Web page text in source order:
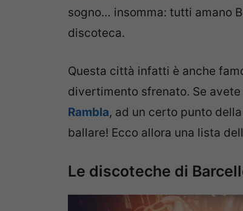
sogno… insomma: tutti amano
discoteca.
Questa città infatti è anche
divertimento sfrenato. Se
Rambla, ad un certo punto
ballare! Ecco allora una lista
Le discoteche di